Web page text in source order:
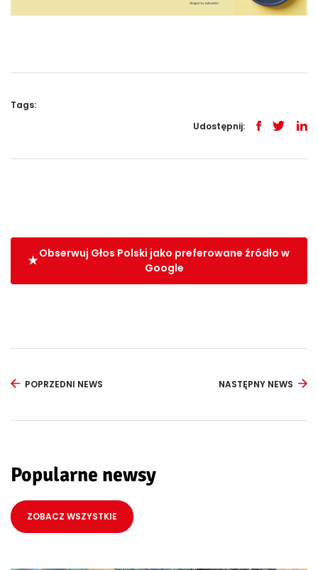
Tags:
Udostępnij:
Obserwuj Głos Polski jako preferowane źródło w
Google
POPRZEDNI NEWS NASTĘPNY NEWS
Popularne newsy
ZOBACZ WSZYSTKIE